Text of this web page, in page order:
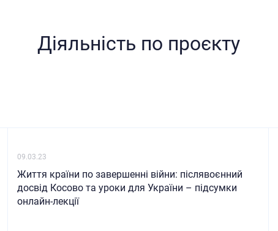
Діяльність по проєкту
09.03.23
Життя країни по завершенні війни: післявоєнний
досвід Косово та уроки для України – підсумки
онлайн-лекції